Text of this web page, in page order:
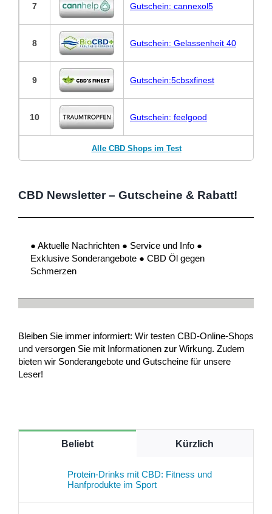
7 Gutschein: cannexol5
8 Gutschein: Gelassenheit 40
9 Gutschein:5cbsxfinest
10 Gutschein: feelgood
Alle CBD Shops im Test
CBD Newsletter – Gutscheine & Rabatt!
● Aktuelle Nachrichten ● Service und Info ●
Exklusive Sonderangebote ● CBD Öl gegen
Schmerzen
Bleiben Sie immer informiert: Wir testen CBD-Online-Shops
und versorgen Sie mit Informationen zur Wirkung. Zudem
bieten wir Sonderangebote und Gutscheine für unsere
Leser!
Beliebt Kürzlich
Protein-Drinks mit CBD: Fitness und
Hanfprodukte im Sport